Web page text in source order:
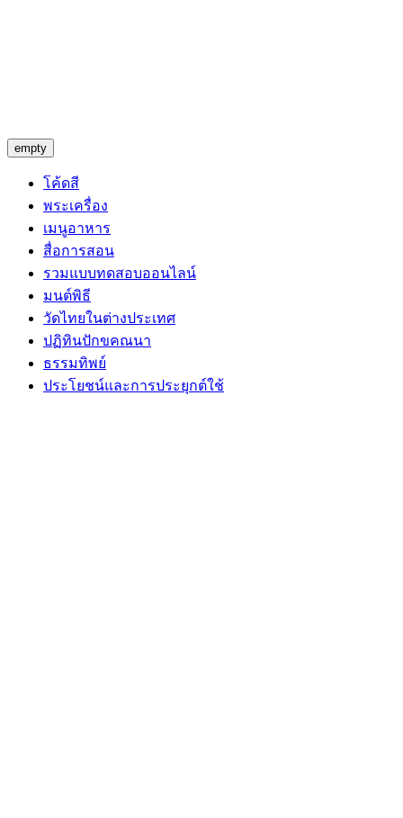
empty
โค้ดสี
พระเครื่อง
เมนูอาหาร
สื่อการสอน
รวมแบบทดสอบออนไลน์
มนต์พิธี
วัดไทยในต่างประเทศ
ปฏิทินปักขคณนา
ธรรมทิพย์
ประโยชน์และการประยุกต์ใช้